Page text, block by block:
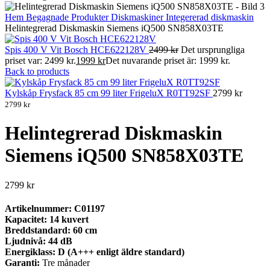
Hem Begagnade ProdukterDiskmaskinerIntegererad diskmaskin
Helintegrerad Diskmaskin Siemens iQ500 SN858X03TE
Spis 400 V Vit Bosch HCE622128V 2499kr Det ursprungliga
priset var: 2499 kr.1999 krDet nuvarande priset är: 1999 kr.
Back to products
Kylskåp Frysfack 85 cm 99 liter FrigeluX R0TT92SF 2799 kr
2799 kr
Helintegrerad Diskmaskin
Siemens iQ500 SN858X03TE
2799 kr
Artikelnummer: C01197
Kapacitet: 14 kuvert
Breddstandard: 60 cm
Ljudnivå: 44 dB
Energiklass: D (A+++ enligt äldre standard)
Garanti: Tre månader